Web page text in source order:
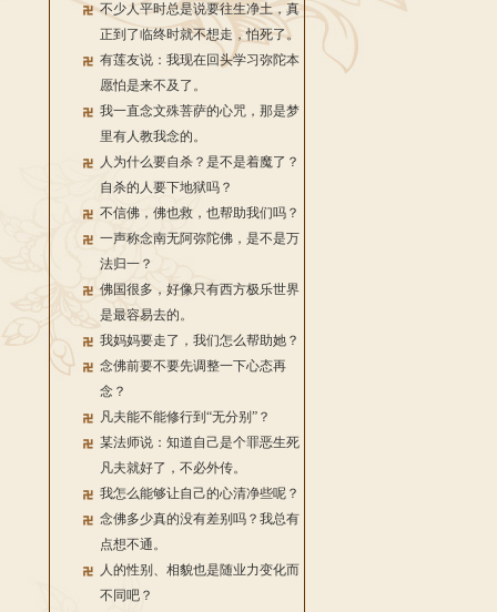
不少人平时总是说要往生净土，真
正到了临终时就不想走，怕死了。
有莲友说：我现在回头学习弥陀本
愿怕是来不及了。
我一直念文殊菩萨的心咒，那是梦
里有人教我念的。
人为什么要自杀？是不是着魔了？
自杀的人要下地狱吗？
不信佛，佛也救，也帮助我们吗？
一声称念南无阿弥陀佛，是不是万
法归一？
佛国很多，好像只有西方极乐世界
是最容易去的。
我妈妈要走了，我们怎么帮助她？
念佛前要不要先调整一下心态再
念？
凡夫能不能修行到“无分别”？
某法师说：知道自己是个罪恶生死
凡夫就好了，不必外传。
我怎么能够让自己的心清净些呢？
念佛多少真的没有差别吗？我总有
点想不通。
人的性别、相貌也是随业力变化而
不同吧？